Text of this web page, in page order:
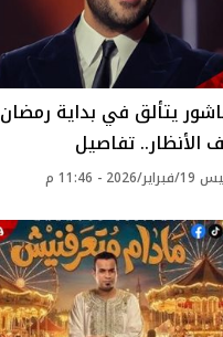
يتألق في بداية رمضان
الأنظار.. تفاصيل
- 11:46 م